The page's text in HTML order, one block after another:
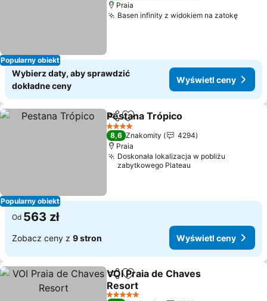
Popularny obiekt
Praia
Basen infinity z widokiem na zatokę
Wybierz daty, aby sprawdzić
dokładne ceny
Wyświetl ceny
Popularny obiekt
Udostępnij
Dodaj do ulubionych
Pestana Trópico
4 Kategoria
8,6 Znakomity
4294
Praia
Doskonała lokalizacja w pobliżu
zabytkowego Plateau
Od 563 zł
Zobacz ceny z 9 stron Wyświetl ceny
Udostępnij
Dodaj do ulubionych
VOI Praia de Chaves
Resort
5 Kategoria